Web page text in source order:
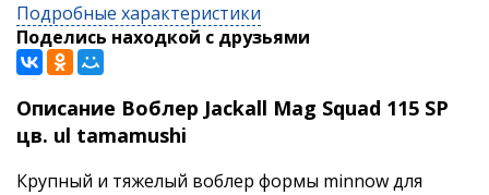
Подробные характеристики
Поделись находкой с друзьями
Описание Воблер Jackall Mag Squad 115 SP
цв. ul tamamushi
Крупный и тяжелый воблер формы minnow для